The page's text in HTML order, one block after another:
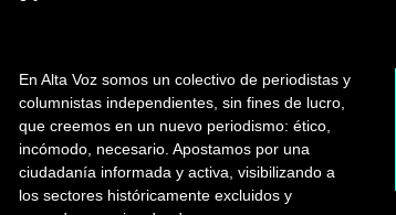
En Alta Voz somos un colectivo de periodistas y
columnistas independientes, sin fines de lucro,
que creemos en un nuevo periodismo: ético,
incómodo, necesario. Apostamos por una
ciudadanía informada y activa, visibilizando a
los sectores históricamente excluidos y